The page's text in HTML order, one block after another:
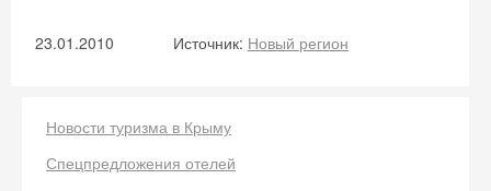
23.01.2010 Источник: Новый регион
Новости туризма в Крыму
Спецпредложения отелей